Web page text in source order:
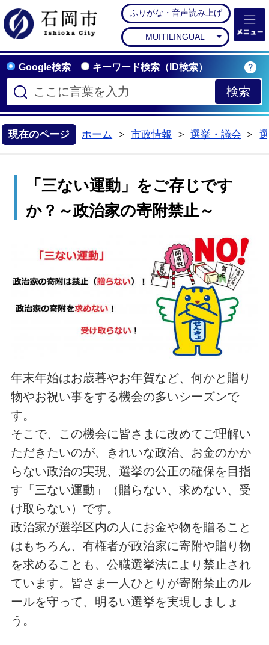
石岡市公式ホームペー
ふりがな・音声読み上げ
MUITILINGUAL
Google検索 キーワード検索（ID検索）
現在のページ ホーム
市政情報
選挙・議会
「三ない運動」をご存じです
か？～政治家の寄附禁止～
年末年始はお歳暮やお年賀など、何かと贈り
物やお祝い事をする機会の多いシーズンで
す。
そこで、この機会に皆さまに改めてご理解い
ただきたいのが、きれいな政治、お金のかか
らない政治の実現、選挙の公正の確保を目指
す「三ない運動」（贈らない、求めない、受
け取らない）です。
政治家が選挙区内の人にお金や物を贈ること
はもちろん、有権者が政治家に寄附や贈り物
を求めることも、公職選挙法により禁止され
ています。皆さま一人ひとりが寄附禁止のル
ールを守って、明るい選挙を実現しましょ
う。